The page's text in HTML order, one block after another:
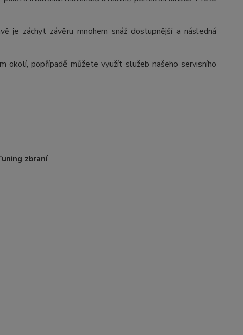
je záchyt závěru mnohem snáž dostupnější a následná
okolí, popřípadě můžete využít služeb našeho servisního
zbraní